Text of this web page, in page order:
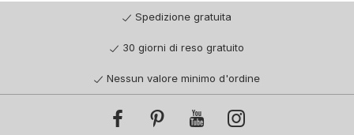
Spedizione gratuita
30 giorni di reso gratuito
Nessun valore minimo d'ordine